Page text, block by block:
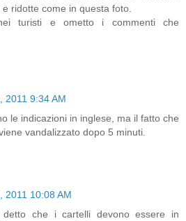
ridotte come in questa foto.
turisti e ometto i commenti che
2011 9:34 AM
le indicazioni in inglese, ma il fatto che
vandalizzato dopo 5 minuti.
2011 10:08 AM
che i cartelli devono essere in